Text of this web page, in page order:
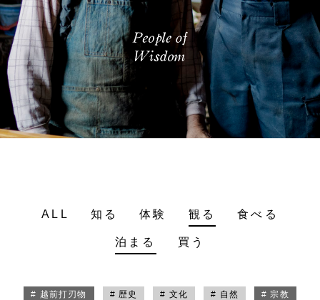
ALL 知る 体験 観る 食べる
泊まる 買う
# 越前打刃物 # 歴史 # 文化 # 自然 # 宗教